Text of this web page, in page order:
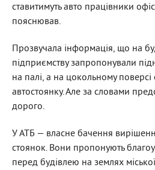
ставитимуть авто працівники
пояснював.
Прозвучала інформація, що на
підприємству запропонували
на палі, а на цокольному
автостоянку. Але за словами
дорого.
У АТБ — власне бачення
стоянок. Вони пропонують
перед будівлею на землях